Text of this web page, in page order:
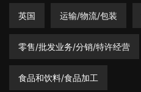
英国 运输/物流/包装
零售/批发业务/分销/特许经营
食品和饮料/食品加工